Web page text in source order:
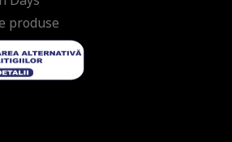
produse